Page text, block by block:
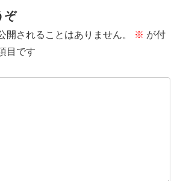
ぞ
開されることはありません。 ※ が付
目です